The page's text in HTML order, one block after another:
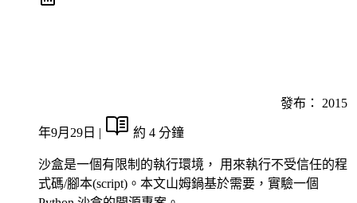
發布： 2015
年9月29日 | 約 4 分鐘
沙盒是一個有限制的執行環境， 用來執行不受信任的程
式碼/腳本(script)。本文山姆鍋基於需要，實驗一個